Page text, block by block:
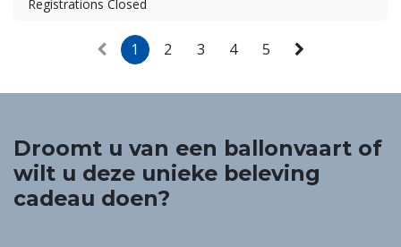
Registrations Closed
1 2 3 4 5
Droomt u van een ballonvaart of
wilt u deze unieke beleving
cadeau doen?